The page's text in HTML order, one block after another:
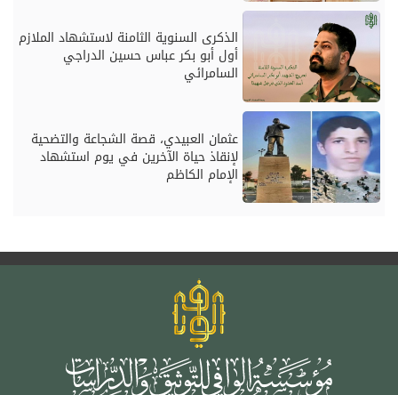
الذكرى السنوية الثامنة لاستشهاد الملازم
أول أبو بكر عباس حسين الدراجي
السامرائي
عثمان العبيدي، قصة الشجاعة والتضحية
لإنقاذ حياة الآخرين في يوم استشهاد
الإمام الكاظم